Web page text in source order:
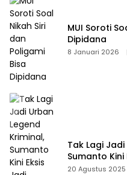
MUI Soroti
Dipidana
8 Januari 2026
Tak Lagi
Sumanto
Mukbang
20 Agustus 2025